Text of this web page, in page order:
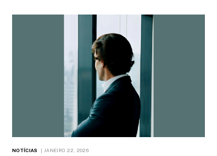
NOTÍCIAS JANEIRO 22, 2026